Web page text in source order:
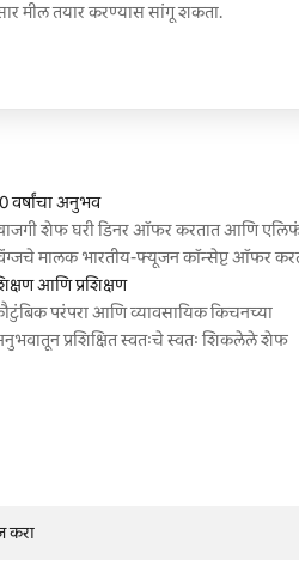
मील तयार करण्यास सांगू शकता.
वर्षांचा अनुभव
शेफ घरी डिनर ऑफर करतात आणि
मालक भारतीय-फ्यूजन कॉन्सेप्ट ऑफर
आणि प्रशिक्षण
परंपरा आणि व्यावसायिक किचनच्या
प्रशिक्षित स्वतःचे स्वतः शिकलेले शेफ
करा